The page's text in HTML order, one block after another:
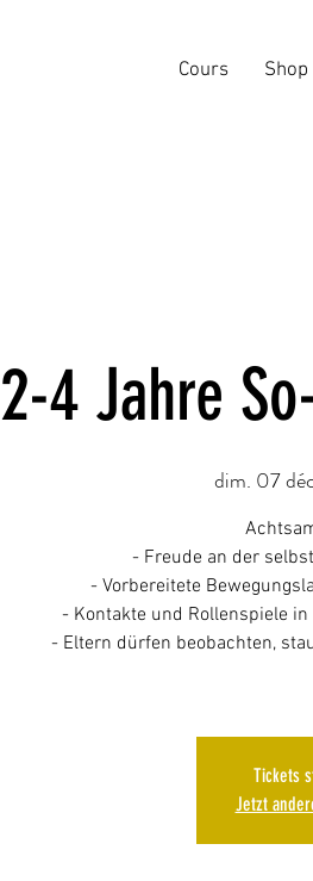
Cours Shop
2-4 Jahre
dim. 07
- Freude an der
- Vorbereitete
- Kontakte und Rollenspiele
- Eltern dürfen beobachten,
Tickets
Jetzt